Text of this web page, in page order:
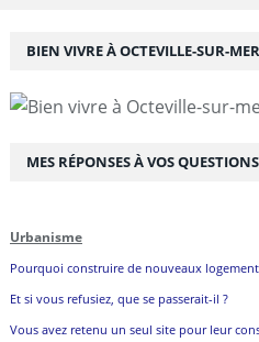
BIEN VIVRE À OCTEVILLE-SUR-MER
MES RÉPONSES À VOS QUESTIONS
Urbanisme
Pourquoi construire de nouveaux
Et si vous refusiez, que se passerait-il ?
Vous avez retenu un seul site pour leur